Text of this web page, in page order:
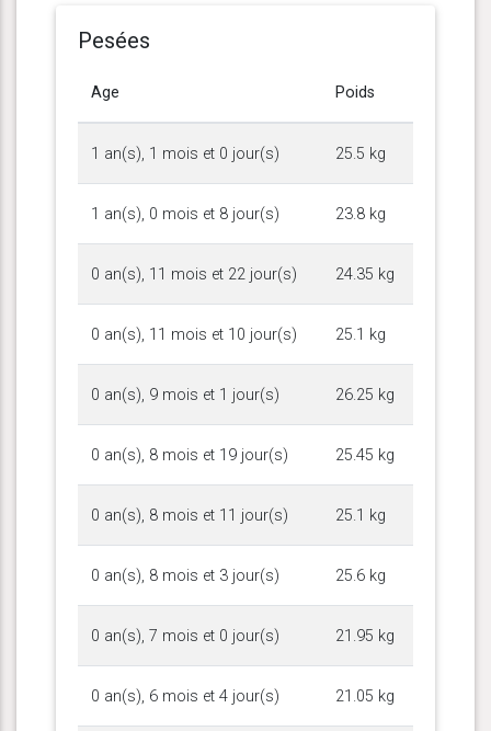
Pesées
Age Poids
1 an(s), 1 mois et 0 jour(s) 25.5 kg
1 an(s), 0 mois et 8 jour(s) 23.8 kg
0 an(s), 11 mois et 22 jour(s) 24.35 kg
0 an(s), 11 mois et 10 jour(s) 25.1 kg
0 an(s), 9 mois et 1 jour(s) 26.25 kg
0 an(s), 8 mois et 19 jour(s) 25.45 kg
0 an(s), 8 mois et 11 jour(s) 25.1 kg
0 an(s), 8 mois et 3 jour(s) 25.6 kg
0 an(s), 7 mois et 0 jour(s) 21.95 kg
0 an(s), 6 mois et 4 jour(s) 21.05 kg